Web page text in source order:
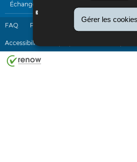
Gérer les cookies
Échanges électroniques
FAQ Plan du site
Accessibilité